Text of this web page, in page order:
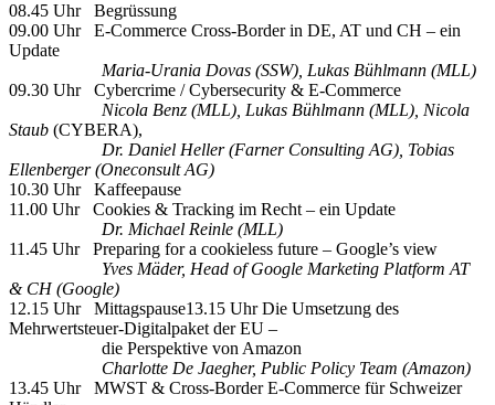
08.45 Uhr Begrüssung
09.00 Uhr E-Commerce Cross-Border in DE, AT und CH – ein
Update
Maria-Urania Dovas (SSW), Lukas Bühlmann (MLL)
09.30 Uhr Cybercrime / Cybersecurity & E-Commerce
Nicola Benz (MLL), Lukas Bühlmann (MLL), Nicola
Staub (CYBERA),
Dr. Daniel Heller (Farner Consulting AG), Tobias
Ellenberger (Oneconsult AG)
10.30 Uhr Kaffeepause
11.00 Uhr Cookies & Tracking im Recht – ein Update
Dr. Michael Reinle (MLL)
11.45 Uhr Preparing for a cookieless future – Google’s view
Yves Mäder, Head of Google Marketing Platform AT
& CH (Google)
12.15 Uhr Mittagspause13.15 Uhr Die Umsetzung des
Mehrwertsteuer-Digitalpaket der EU –
die Perspektive von Amazon
Charlotte De Jaegher, Public Policy Team (Amazon)
13.45 Uhr MWST & Cross-Border E-Commerce für Schweizer